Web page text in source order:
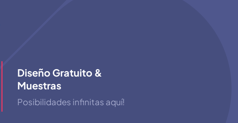
Diseño Gratuito &
Muestras
Posibilidades infinitas aquí!